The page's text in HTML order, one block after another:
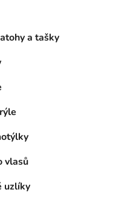
a tašky
vlasů
uzlíky